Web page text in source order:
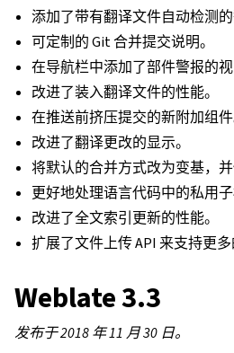
添加了带有翻译文件自动检测的
可定制的 Git 合并提交说明。
在导航栏中添加了部件警报的视
改进了装入翻译文件的性能。
在推送前挤压提交的新附加组件
改进了翻译更改的显示。
将默认的合并方式改为变基，并
更好地处理语言代码中的私用子
改进了全文索引更新的性能。
扩展了文件上传 API 来支持更多
Weblate 3.3
发布于 2018 年 11 月 30 日。